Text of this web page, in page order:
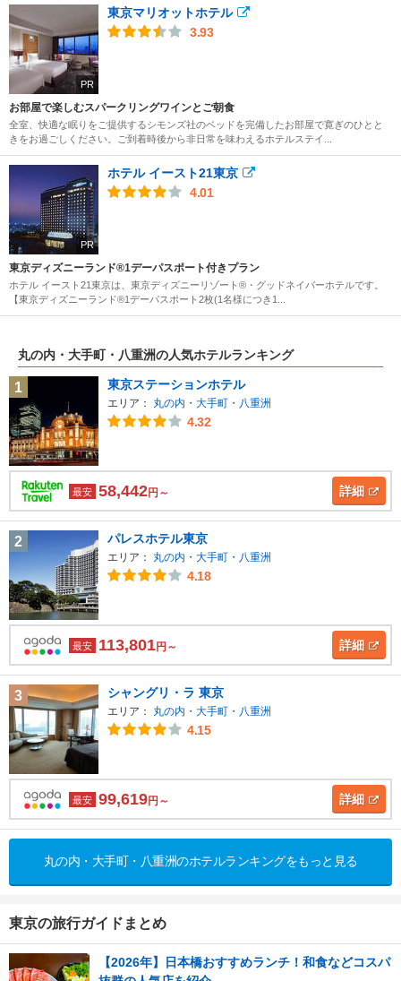
PR
東京マリオットホテル
3.93
お部屋で楽しむスパークリングワインとご朝食
全室、快適な眠りをご提供するシモンズ社のベッドを完備したお部屋で寛ぎのひとと
きをお過ごしください。ご到着時後から非日常を味わえるホテルステイ...
PR
ホテル イースト21東京
4.01
東京ディズニーランド®1デーパスポート付きプラン
ホテル イースト21東京は、東京ディズニーリゾート®・グッドネイバーホテルです。
【東京ディズニーランド®1デーパスポート2枚(1名様につき1...
丸の内・大手町・八重洲の人気ホテルランキング
1 東京ステーションホテル
エリア： 丸の内・大手町・八重洲
4.32
最安 58,442円～ 詳細
2 パレスホテル東京
エリア： 丸の内・大手町・八重洲
4.18
最安 113,801円～ 詳細
3 シャングリ・ラ 東京
エリア： 丸の内・大手町・八重洲
4.15
最安 99,619円～ 詳細
丸の内・大手町・八重洲のホテルランキングをもっと見る
東京の旅行ガイドまとめ
【2026年】日本橋おすすめランチ！和食などコスパ